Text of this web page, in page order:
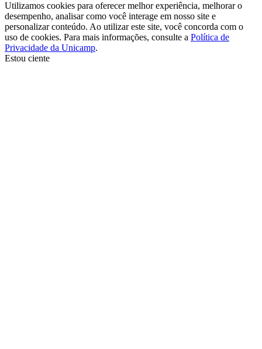
Utilizamos cookies para oferecer melhor experiência, melhorar o
desempenho, analisar como você interage em nosso site e
personalizar conteúdo. Ao utilizar este site, você concorda com o
uso de cookies. Para mais informações, consulte a Política de
Privacidade da Unicamp.
Estou ciente